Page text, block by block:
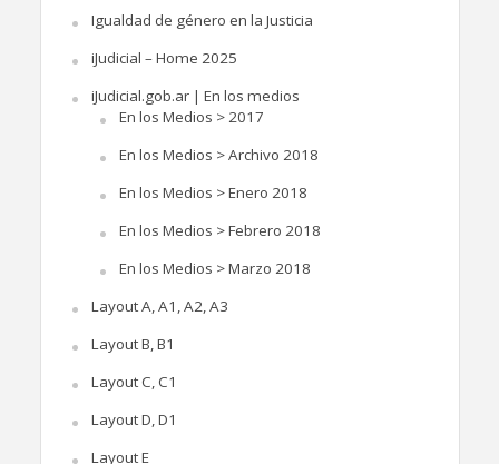
Igualdad de género en la Justicia
iJudicial – Home 2025
iJudicial.gob.ar | En los medios
En los Medios > 2017
En los Medios > Archivo 2018
En los Medios > Enero 2018
En los Medios > Febrero 2018
En los Medios > Marzo 2018
Layout A, A1, A2, A3
Layout B, B1
Layout C, C1
Layout D, D1
Layout E